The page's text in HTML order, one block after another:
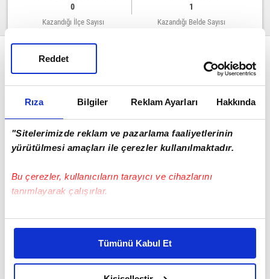
Rıza Bilgiler Reklam Ayarları Hakkında
"Sitelerimizde reklam ve pazarlama faaliyetlerinin
yürütülmesi amaçları ile çerezler kullanılmaktadır.
Bu çerezler, kullanıcıların tarayıcı ve cihazlarını
tanımlayarak çalışırlar.
Bu çerezlere izin vermeniz halinde sizlere özel
daha iyi reklam deneyimi yaşatabiliriz. Bunu yaparken
amacımızın size daha iyi bir reklam deneyimi sunmak
Tümünü Kabul Et
Reddet
0 1
Kazandığı İlçe Sayısı Kazandığı Belde Sayısı
BELEDİYE BAŞKANLIKLARI
%0 0